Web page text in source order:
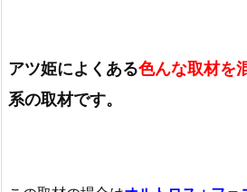
アツ姫によくある色んな取材を
系の取材です。